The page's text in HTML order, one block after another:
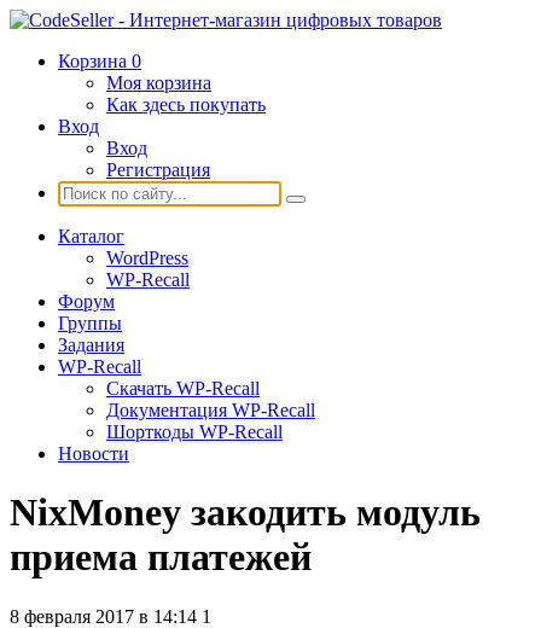
Корзина 0
Моя корзина
Как здесь покупать
Вход
Вход
Регистрация
Каталог
WordPress
WP-Recall
Форум
Группы
Задания
WP-Recall
Скачать WP-Recall
Документация WP-Recall
Шорткоды WP-Recall
Новости
NixMoney закодить модуль
приема платежей
8 февраля 2017 в 14:14 1